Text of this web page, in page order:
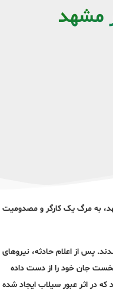
مشهد
کشاورز مشهد، به مرگ یک کارگر و مصدومیت
پس از اعلام حادثه، نیروهای
نخست جان خود را از دست داده
در اثر عبور سیلاب ایجاد شده